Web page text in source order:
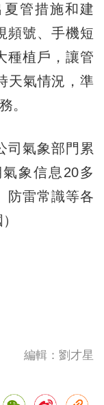
管措施和建
頻號、手機短
種植戶，讓管
天氣情況，準
。
氣象部門累
象信息20多
防雷常識等各
編輯：劉才星